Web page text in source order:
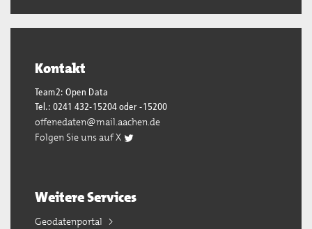
Kontakt
Team2: Open Data
Tel.: 0241 432-15204 oder -15200
offenedaten@mail.aachen.de
Folgen Sie uns auf X
Weitere Services
Geodatenportal